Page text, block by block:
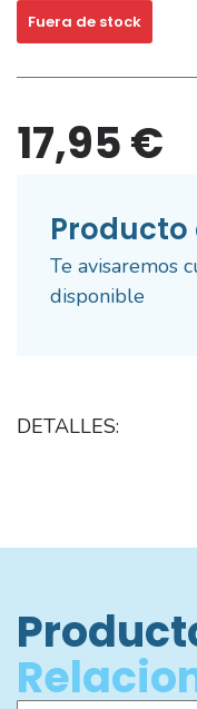
Fuera de stock
17,95 €
Te avisaremos
disponible
DETALLES: